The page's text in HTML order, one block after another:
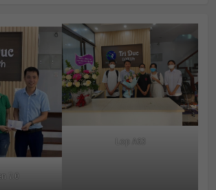
7.0
Lop A63